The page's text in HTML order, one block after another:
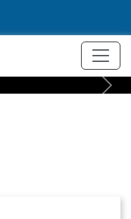
Next